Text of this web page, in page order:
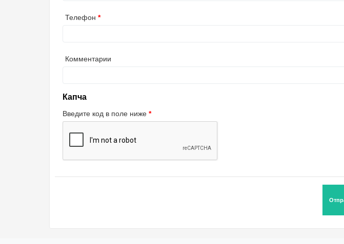
Телефон
Комментарии
Капча
Введите код в поле ниже